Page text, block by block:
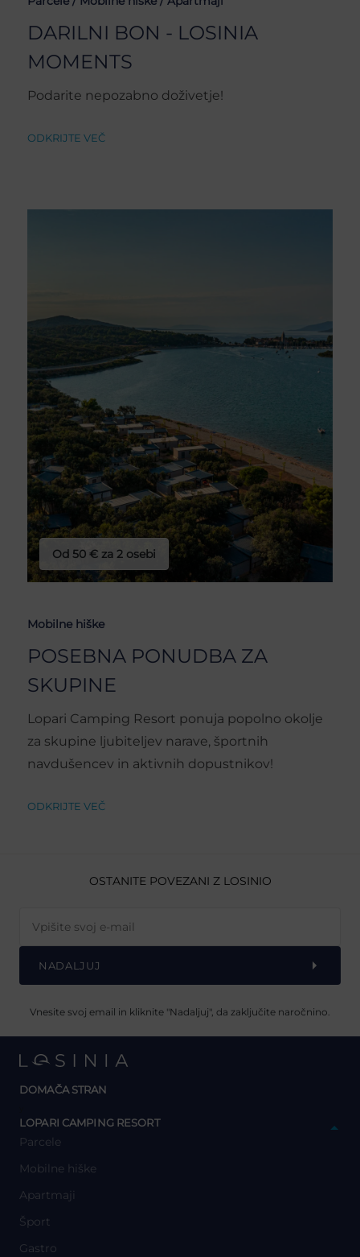
DARILNI BON - LOSINIA
MOMENTS
Podarite nepozabno doživetje!
ODKRIJTE VEČ
Od 50 € za 2 osebi
Mobilne hiške
POSEBNA PONUDBA ZA
SKUPINE
Lopari Camping Resort ponuja popolno okolje
za skupine ljubiteljev narave, športnih
navdušencev in aktivnih dopustnikov!
ODKRIJTE VEČ
OSTANITE POVEZANI Z LOSINIO
NADALJUJ
Vnesite svoj email in kliknite "Nadaljuj", da zaključite naročnino.
DOMAČA STRAN
LOPARI CAMPING RESORT
Parcele
Mobilne hiške
Apartmaji
Šport
Gastro